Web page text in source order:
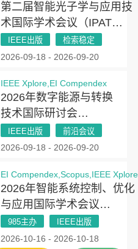
第二届智能光子学与应用技
术国际学术会议（IPAT
2026）
IEEE出版 检索稳定
2026-09-18 - 2026-09-20
IEEE Xplore,EI Compendex
2026年数字能源与转换
技术国际研讨会
（DECT 2026）
IEEE出版 前沿会议
2026-09-18 - 2026-09-20
EI Compendex,Scopus,IEEE Xplore
2026年智能系统控制、优化
与应用国际学术会议
（ISCOA 2026）
985主办 IEEE出版
2026-10-16 - 2026-10-18